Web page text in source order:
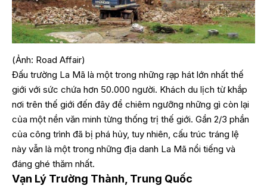
(Ảnh: Road Affair)
Đấu trường La Mã là một trong những rạp hát lớn nhất thế
giới với sức chứa hơn 50.000 người. Khách du lịch từ khắp
nơi trên thế giới đến đây để chiêm ngưỡng những gì còn lại
của một nền văn minh từng thống trị thế giới. Gần 2/3 phần
của công trình đã bị phá hủy, tuy nhiên, cấu trúc tráng lệ
này vẫn là một trong những địa danh La Mã nổi tiếng và
đáng ghé thăm nhất.
Vạn Lý Trường Thành, Trung Quốc